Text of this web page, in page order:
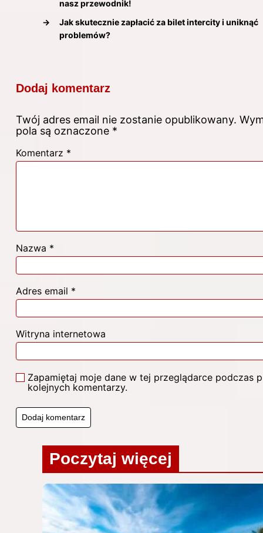
nasz przewodnik!
→
Jak skutecznie zapłacić za bilet intercity i uniknąć
problemów?
Dodaj komentarz
Twój adres email nie zostanie opublikowany.
pola są oznaczone *
Komentarz *
Nazwa *
Adres email *
Witryna internetowa
Zapamiętaj moje dane w tej przeglądarce podczas
kolejnych komentarzy.
Poczytaj więcej